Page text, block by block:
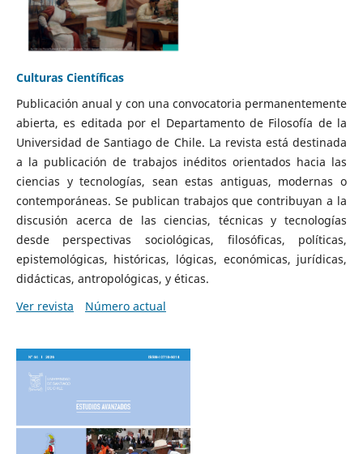
Culturas Científicas
Publicación anual y con una convocatoria permanentemente
abierta, es editada por el Departamento de Filosofía de la
Universidad de Santiago de Chile. La revista está destinada
a la publicación de trabajos inéditos orientados hacia las
ciencias y tecnologías, sean estas antiguas, modernas o
contemporáneas. Se publican trabajos que contribuyan a la
discusión acerca de las ciencias, técnicas y tecnologías
desde perspectivas sociológicas, filosóficas, políticas,
epistemológicas, históricas, lógicas, económicas, jurídicas,
didácticas, antropológicas, y éticas.
Ver revista
Número actual